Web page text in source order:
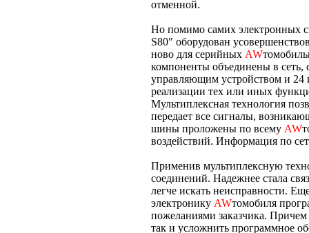
отменной.
Но помимо самих электронных
S80" оборудован
ново для серийных AW
компоненты объединены в
управляющим устройством и 24
реализации тех или иных
Мультиплексная технология
передает все сигналы,
шины проложены по всему AW
воздействий. Информация по
Применив мультиплексную
соединений. Надежнее стала
легче искать неисправности.
электронику AWтомобиля
пожеланиями заказчика. Причем
так и усложнить программное